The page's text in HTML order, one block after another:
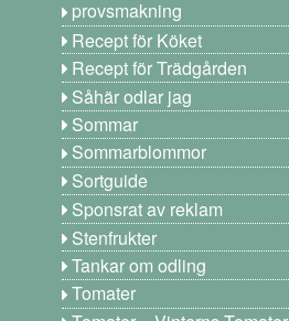
provsmakning
Recept för Köket
Recept för Trädgården
Såhär odlar jag
Sommar
Sommarblommor
Sortguide
Sponsrat av reklam
Stenfrukter
Tankar om odling
Tomater